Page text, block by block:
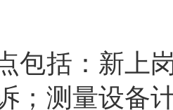
包括：新上
；测量设备